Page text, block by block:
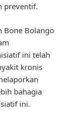
preventif.
Bone Bolango
ini telah
kronis
bahagia
ini.